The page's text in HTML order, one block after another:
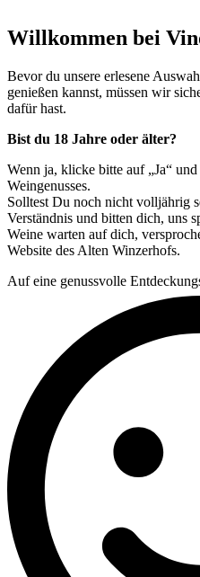
Willkommen bei
Bevor du unsere erlesene
genießen kannst, müssen wir
dafür hast.
Bist du 18 Jahre oder älter?
Wenn ja, klicke bitte auf „Ja“
Weingenusses.
Solltest Du noch nicht volljährig
Verständnis und bitten dich, uns
Weine warten auf dich,
Website des Alten Winzerhofs.
Auf eine genussvolle